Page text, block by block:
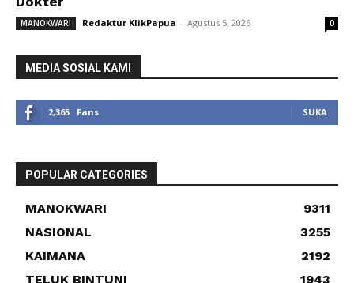
MANOKWARI Redaktur KlikPapua - Agustus 5, 2026 0
MEDIA SOSIAL KAMI
2,365 Fans SUKA
POPULAR CATEGORIES
MANOKWARI
9311
NASIONAL
3255
KAIMANA
2192
TELUK BINTUNI
1943